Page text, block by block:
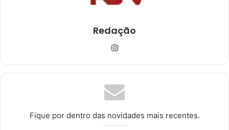
Redação
ra
m
Fique por dentro das novidades mais recentes.